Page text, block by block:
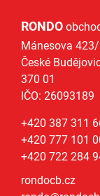
RONDO
Mánesova
České
370 01
IČO: 26093189
+420 387 311
+420 777 101
+420 722 284
rondocb.cz